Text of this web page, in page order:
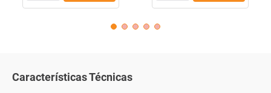
Características Técnicas